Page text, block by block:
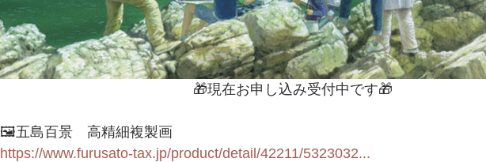
🎁現在お申し込み受付中です🎁
🖼五島百景　高精細複製画
https://www.furusato-tax.jp/product/detail/42211/5323032...